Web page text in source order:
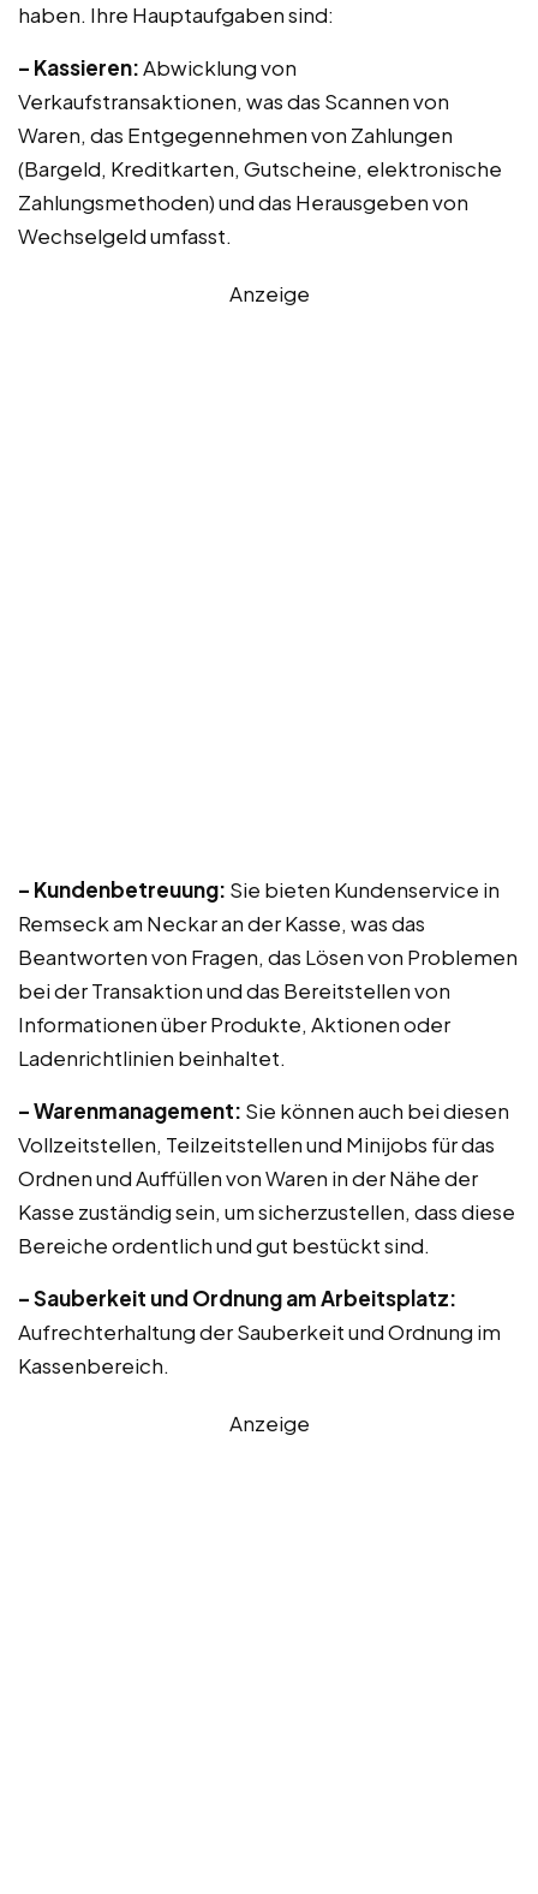
haben. Ihre Hauptaufgaben sind:
– Kassieren:Abwicklung von
Verkaufstransaktionen, was das Scannen von
Waren, das Entgegennehmen von Zahlungen
(Bargeld, Kreditkarten, Gutscheine, elektronische
Zahlungsmethoden) und das Herausgeben von
Wechselgeld umfasst.
Anzeige
– Kundenbetreuung: Sie bieten Kundenservice in
Remseck am Neckar an der Kasse, was das
Beantworten von Fragen, das Lösen von Problemen
bei der Transaktion und das Bereitstellen von
Informationen über Produkte, Aktionen oder
Ladenrichtlinien beinhaltet.
– Warenmanagement: Sie können auch bei diesen
Vollzeitstellen, Teilzeitstellen und Minijobs für das
Ordnen und Auffüllen von Waren in der Nähe der
Kasse zuständig sein, um sicherzustellen, dass diese
Bereiche ordentlich und gut bestückt sind.
– Sauberkeit und Ordnung am Arbeitsplatz:
Aufrechterhaltung der Sauberkeit und Ordnung im
Kassenbereich.
Anzeige